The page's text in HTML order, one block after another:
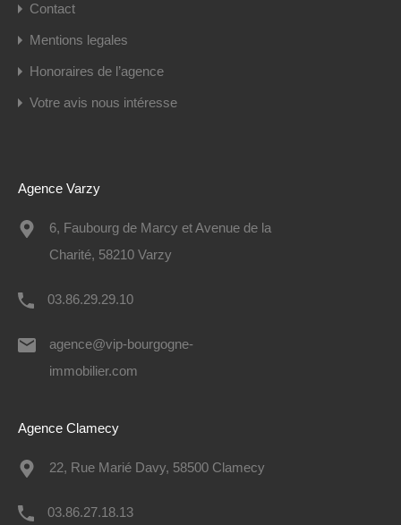
Contact
Mentions legales
Honoraires de l’agence
Votre avis nous intéresse
Agence Varzy
6, Faubourg de Marcy et Avenue de la
Charité, 58210 Varzy
03.86.29.29.10
agence@vip-bourgogne-
immobilier.com
Agence Clamecy
22, Rue Marié Davy, 58500 Clamecy
03.86.27.18.13